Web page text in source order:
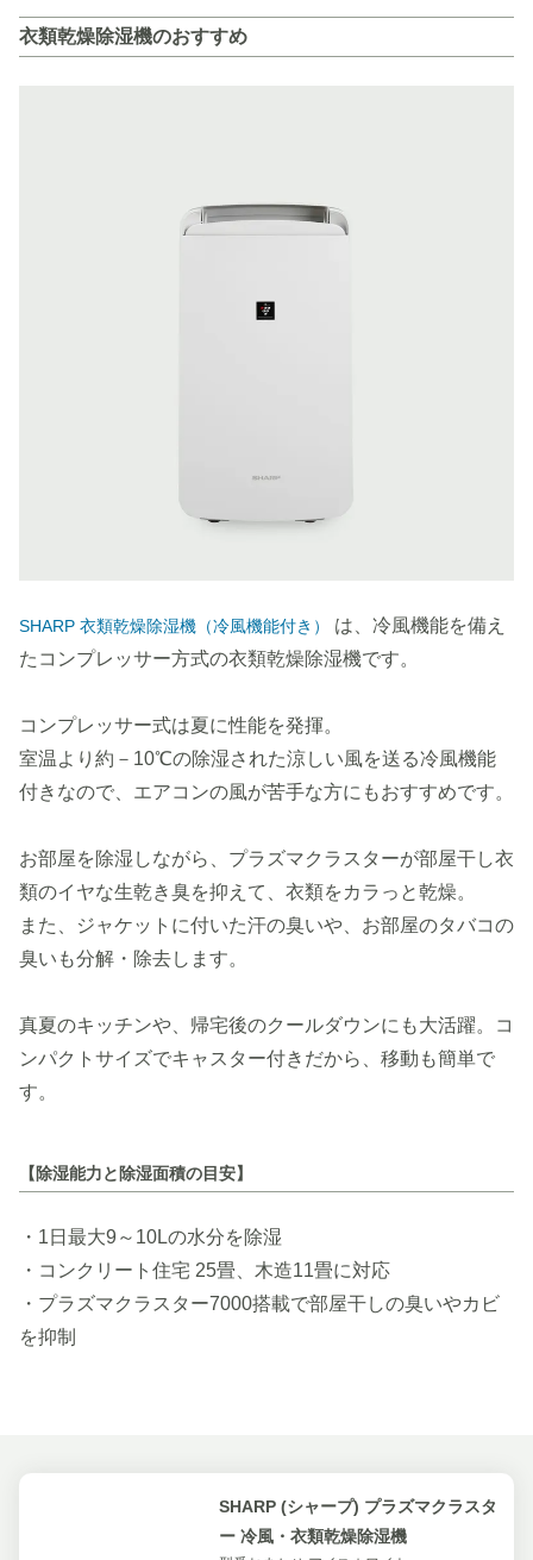
衣類乾燥除湿機のおすすめ
SHARP 衣類乾燥除湿機（冷風機能付き）
は、冷風機能を備え
たコンプレッサー方式の衣類乾燥除湿機です。
コンプレッサー式は夏に性能を発揮。
室温より約－10℃の除湿された涼しい風を送る冷風機能
付きなので、エアコンの風が苦手な方にもおすすめです。
お部屋を除湿しながら、プラズマクラスターが部屋干し衣
類のイヤな生乾き臭を抑えて、衣類をカラっと乾燥。
また、ジャケットに付いた汗の臭いや、お部屋のタバコの
臭いも分解・除去します。
真夏のキッチンや、帰宅後のクールダウンにも大活躍。コ
ンパクトサイズでキャスター付きだから、移動も簡単で
す。
【除湿能力と除湿面積の目安】
・1日最大9～10Lの水分を除湿
・コンクリート住宅 25畳、木造11畳に対応
・プラズマクラスター7000搭載で部屋干しの臭いやカビ
を抑制
SHARP (シャープ) プラズマクラスタ
ー 冷風・衣類乾燥除湿機